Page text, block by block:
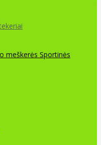
meškerės Sportinės